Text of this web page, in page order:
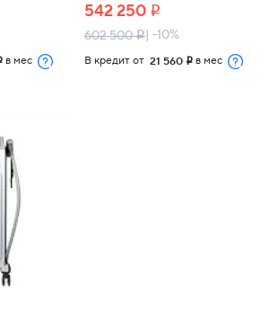
в мес
542 250 i
602 500i| -10%
В кредит от 21 560 i в мес